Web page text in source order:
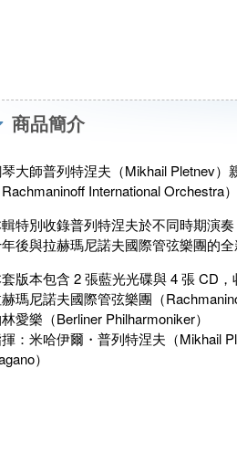
商品簡介
大師普列特涅夫（Mikhail Pletnev
Rachmaninoff International
特別收錄普列特涅夫於不同時期演
後與拉赫瑪尼諾夫國際管弦樂團的
版本包含 2 張藍光光碟與 4 張 CD
瑪尼諾夫國際管弦樂團（
愛樂（Berliner Philharmoniker）
：米哈伊爾・普列特涅夫（Mikhail
）